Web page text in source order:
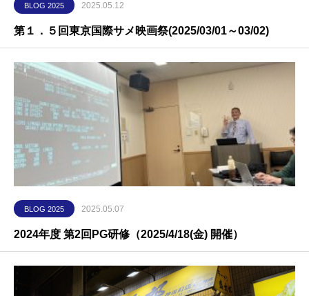
BLOG 2025 2025.05.12
第１．５回東京国際サメ映画祭(2025/03/01～03/02)
BLOG 2025 2025.05.07
2024年度 第2回PG研修（2025/4/18(金) 開催）